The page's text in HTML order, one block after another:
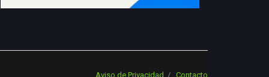
Aviso de Privacidad Contacto